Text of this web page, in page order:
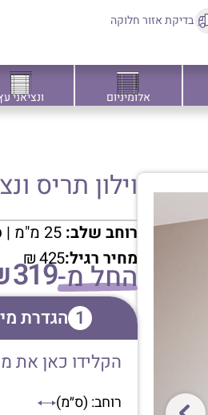
בדיקת אזור חלוקה
אלומיניום ונציאני
וילון תריס
רוחב שלב: 25 מ"מ |
מחיר רגיל:
₪425החל מ-319
1 הגדרת
הקלידו כאן את
רוחב: (ס״מ)